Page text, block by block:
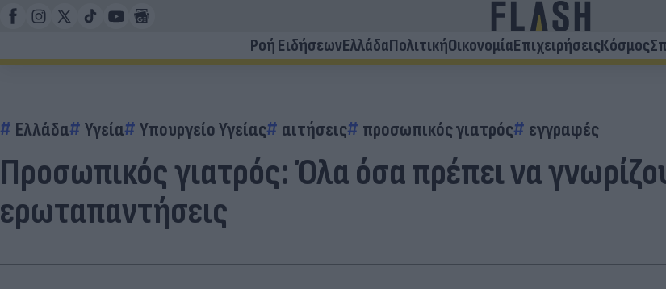
Ροή ΕιδήσεωνΕλλάδαΠολιτικήΟικονομίαΕπιχειρήσειςΚόσμος
Ελλάδα Υγεία Υπουργείο Υγείας αιτήσεις προσωπικός γιατρός εγγραφές
Προσωπικός γιατρός: Όλα όσα πρέπει να
ερωταπαντήσεις